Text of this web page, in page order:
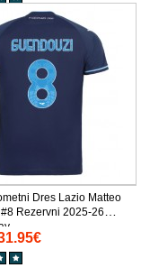
Dres Lazio Matteo
Rezervni 2025-26